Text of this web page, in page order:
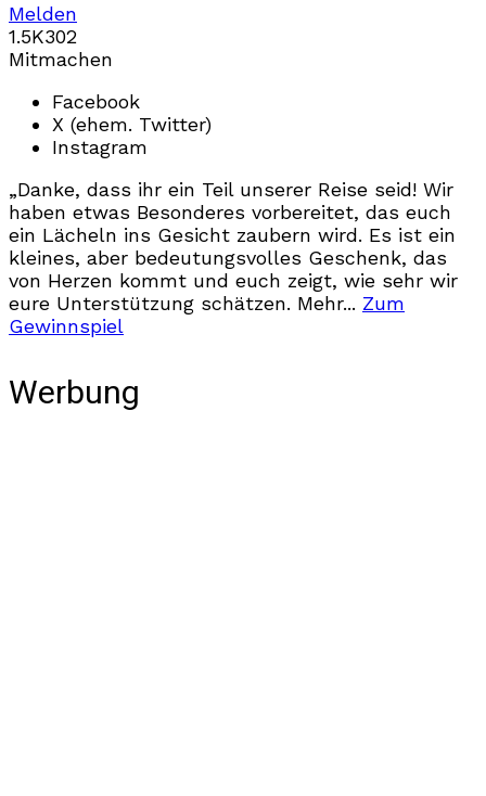
Melden
1.5K302
Mitmachen
Facebook
X (ehem. Twitter)
Instagram
„Danke, dass ihr ein Teil unserer Reise seid! Wir
haben etwas Besonderes vorbereitet, das euch
ein Lächeln ins Gesicht zaubern wird. Es ist ein
kleines, aber bedeutungsvolles Geschenk, das
von Herzen kommt und euch zeigt, wie sehr wir
eure Unterstützung schätzen. Mehr... Zum
Gewinnspiel
Werbung